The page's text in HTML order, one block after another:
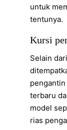
untuk
tentunya.
Kursi
Selain
terbaru
model
rias